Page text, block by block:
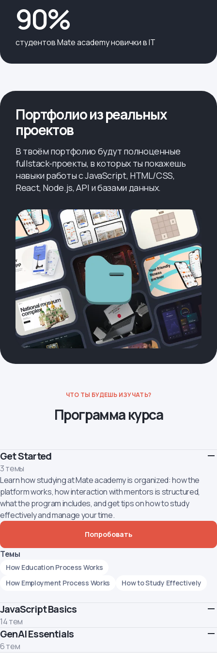
90%
cтудентов Mate academy новички в IT
Портфолио из реальных
проектов
В твоём портфолио будут полноценные
fullstack-проекты, в которых ты покажешь
навыки работы с JavaScript, HTML/CSS,
React, Node.js, API и базами данных.
ЧТО ТЫ БУДЕШЬ ИЗУЧАТЬ?
Программа курса
Get Started
3 темы
Learn how studying at Mate academy is organized: how the
platform works, how interaction with mentors is structured,
what the program includes, and get tips on how to study
effectively and manage your time.
Попробовать
Темы
How Education Process Works
How Employment Process Works
How to Study Effectively
JavaScript Basics
14 тем
Это старт. Здесь ты освоишь синтаксис языка JavaScript,
ознакомишься с переменными, циклами, функциями,
GenAI Essentials
6 тем